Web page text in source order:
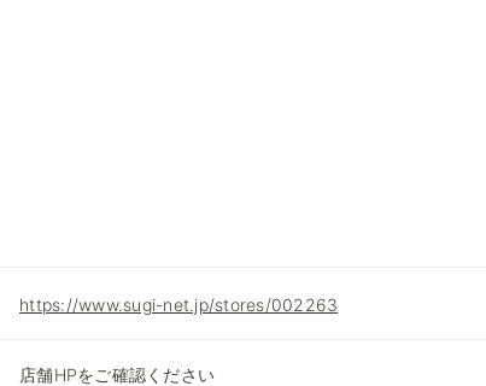
https://www.sugi-net.jp/stores/002263
店舗HPをご確認ください